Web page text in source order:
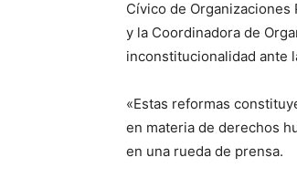
Cívico de Organizaciones
y la Coordinadora de
inconstitucionalidad ante
«Estas reformas
en materia de derechos
en una rueda de prensa.